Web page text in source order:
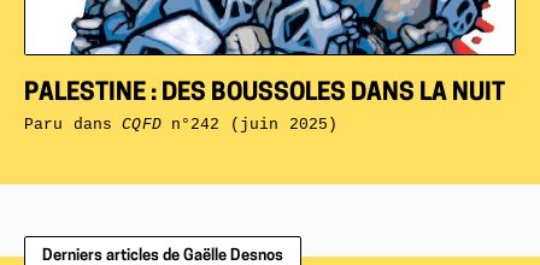
PALESTINE : DES BOUSSOLES DANS LA NUIT
Paru dansCQFDn°242 (juin 2025)
Derniers articles de Gaëlle Desnos